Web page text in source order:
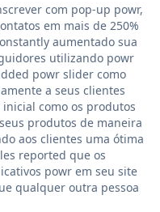
com pop-up powr,
em mais de 250%
aumentado sua
utilizando powr
powr slider como
a seus clientes
como os produtos
produtos de maneira
aos clientes uma ótima
reported que os
powr em seu site
qualquer outra pessoa